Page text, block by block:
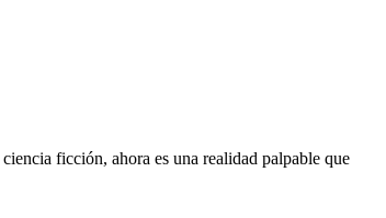
ficción, ahora es una realidad palpable que